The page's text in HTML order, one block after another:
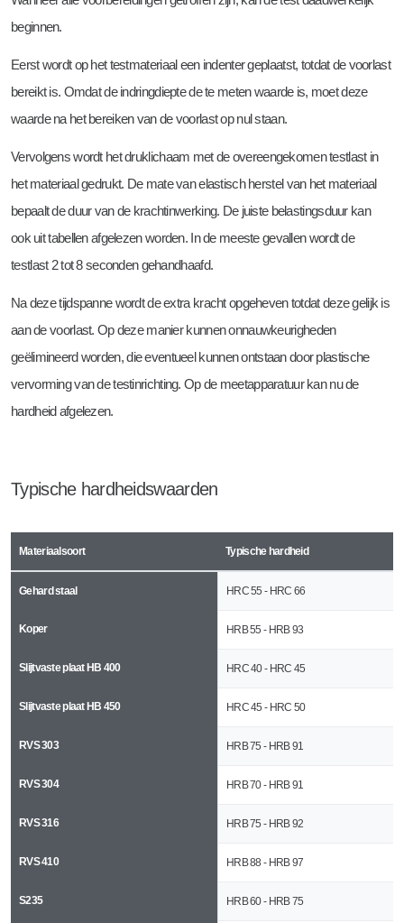
beginnen.
Eerst wordt op het testmateriaal een indenter geplaatst, totdat de voorlast
bereikt is. Omdat de indringdiepte de te meten waarde is, moet deze
waarde na het bereiken van de voorlast op nul staan.
Vervolgens wordt het druklichaam met de overeengekomen testlast in
het materiaal gedrukt. De mate van elastisch herstel van het materiaal
bepaalt de duur van de krachtinwerking. De juiste belastingsduur kan
ook uit tabellen afgelezen worden. In de meeste gevallen wordt de
testlast 2 tot 8 seconden gehandhaafd.
Na deze tijdspanne wordt de extra kracht opgeheven totdat deze gelijk is
aan de voorlast. Op deze manier kunnen onnauwkeurigheden
geëlimineerd worden, die eventueel kunnen ontstaan door plastische
vervorming van de testinrichting. Op de meetapparatuur kan nu de
hardheid afgelezen.
Typische hardheidswaarden
Materiaalsoort Typische hardheid
Gehard staal HRC 55 - HRC 66
Koper HRB 55 - HRB 93
Slijtvaste plaat HB 400 HRC 40 - HRC 45
Slijtvaste plaat HB 450 HRC 45 - HRC 50
RVS 303 HRB 75 - HRB 91
RVS 304 HRB 70 - HRB 91
RVS 316 HRB 75 - HRB 92
RVS 410 HRB 88 - HRB 97
S235 HRB 60 - HRB 75